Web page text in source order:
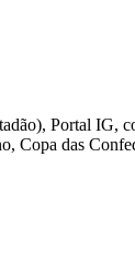
Portal IG,
Copa das